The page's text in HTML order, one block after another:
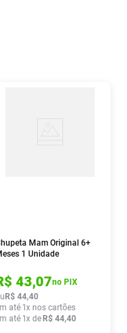
Mam Original 6+
1 Unidade
43,07no PIX
R$ 44,40
até 1x nos cartões
até 1x de R$ 44,40